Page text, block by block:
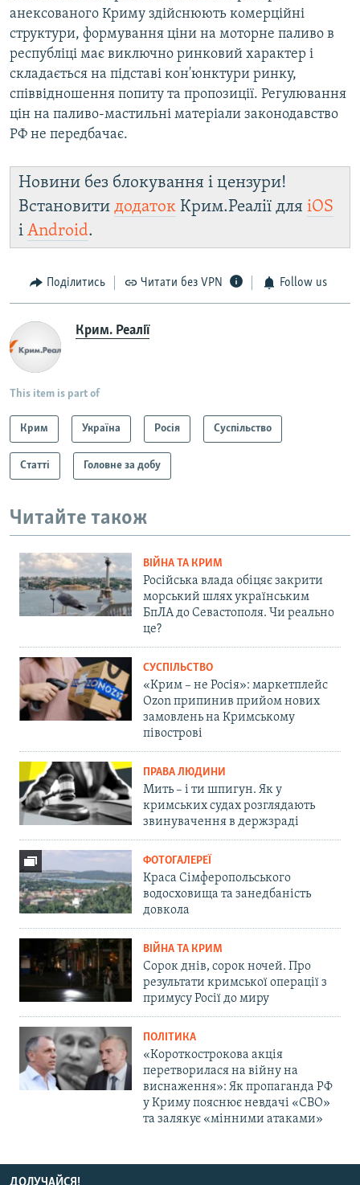
анексованого Криму здійснюють комерційні
структури, формування ціни на моторне паливо в
республіці має виключно ринковий характер і
складається на підставі кон'юнктури ринку,
співвідношення попиту та пропозиції. Регулювання
цін на паливо-мастильні матеріали законодавство
РФ не передбачає.
Новини без блокування і цензури!
Встановити додаток Крим.Реалії для iOS
і Android.
Поділитись Читати без VPN Follow us
Крим. Реалії
This item is part of
Крим Україна Росія Суспільство
Статті Головне за добу
Читайте також
ВІЙНА ТА КРИМ
Російська влада обіцяє закрити
морський шлях українським
БпЛА до Севастополя. Чи реально
це?
СУСПІЛЬСТВО
«Крим – не Росія»: маркетплейс
Ozon припинив прийом нових
замовлень на Кримському
півострові
ПРАВА ЛЮДИНИ
Мить – і ти шпигун. Як у
кримських судах розглядають
звинувачення в держзраді
ФОТОГАЛЕРЕЇ
Краса Сімферопольського
водосховища та занедбаність
довкола
ВІЙНА ТА КРИМ
Сорок днів, сорок ночей. Про
результати кримської операції з
примусу Росії до миру
ПОЛІТИКА
«Короткострокова акція
перетворилася на війну на
виснаження»: Як пропаганда РФ
у Криму пояснює невдачі «СВО»
та залякує «мінними атаками»